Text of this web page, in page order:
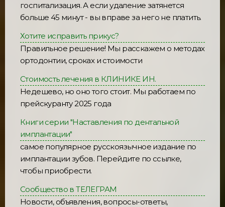
госпитализация. А если удаление затянется
больше 45 минут - вы вправе за него не платить.
Хотите исправить прикус?
Правильное решение! Мы расскажем о методах
ортодонтии, сроках и стоимости
Стоимость лечения в КЛИНИКЕ ИН.
Недешево, но оно того стоит. Мы работаем по
прейскуранту 2025 года
Книги серии "Наставления по дентальной
имплантации"
самое популярное русскоязычное издание по
имплантации зубов. Перейдите по ссылке,
чтобы приобрести.
Сообщество в ТЕЛЕГРАМ
Новости, объявления, вопросы-ответы,